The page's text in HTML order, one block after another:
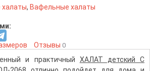
халаты, Вафельные халаты
Отзывы 0
и практичный ХАЛАТ детский С